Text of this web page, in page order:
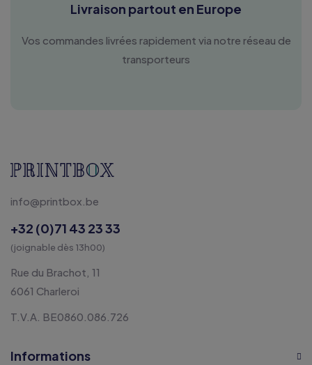
Livraison partout en Europe
Vos commandes livrées rapidement via notre réseau de
transporteurs
info@printbox.be
+32 (0)71 43 23 33
(joignable dès 13h00)
Rue du Brachot, 11
6061 Charleroi
T.V.A. BE0860.086.726
Informations